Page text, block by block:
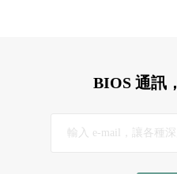
BIOS 通訊